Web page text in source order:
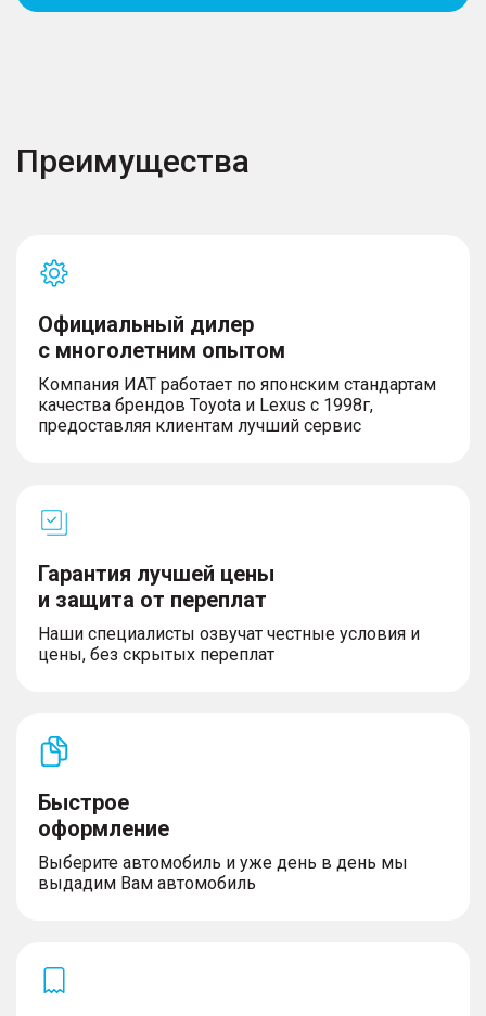
Преимущества
Официальный дилер
с многолетним опытом
Компания ИАТ работает по японским стандартам
качества брендов Toyota и Lexus с 1998г,
предоставляя клиентам лучший сервис
Гарантия лучшей цены
и защита от переплат
Наши специалисты озвучат честные условия и
цены, без скрытых переплат
Быстрое
оформление
Выберите автомобиль и уже день в день мы
выдадим Вам автомобиль